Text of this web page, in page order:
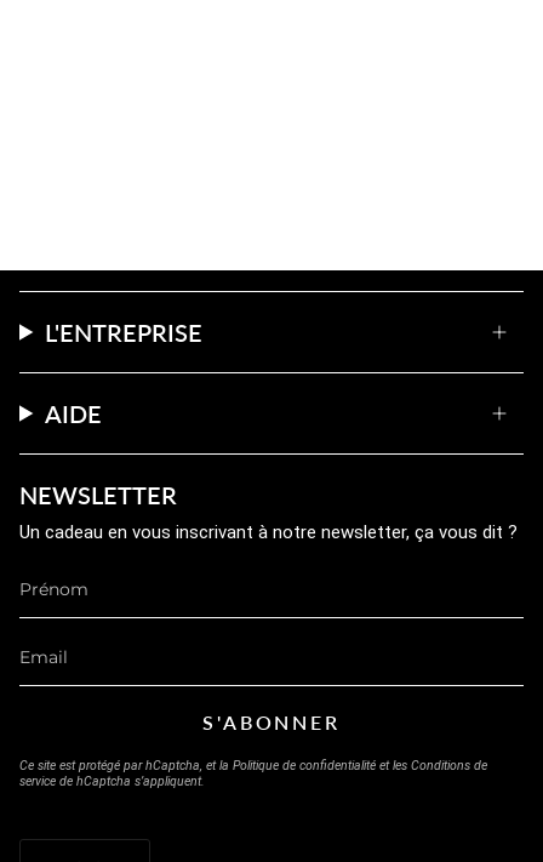
L'ENTREPRISE
AIDE
NEWSLETTER
Un cadeau en vous inscrivant à notre newsletter, ça vous dit ?
S'ABONNER
Ce site est protégé par hCaptcha, et la Politique de confidentialité et les Conditions de
service de hCaptcha s’appliquent.